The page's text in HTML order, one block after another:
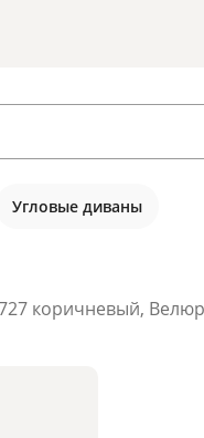
Угловые диваны
коричневый,